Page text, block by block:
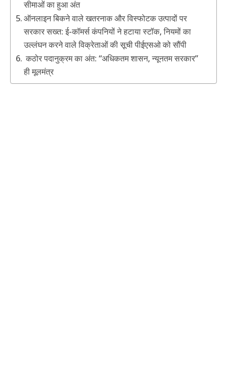
सीमाओं का हुआ अंत
ऑनलाइन बिकने वाले खतरनाक और विस्फोटक उत्पादों पर
सरकार सख्त: ई-कॉमर्स कंपनियों ने हटाया स्टॉक, नियमों का
उल्लंघन करने वाले विक्रेताओं की सूची पीईएसओ को सौंपी
कठोर पदानुक्रम का अंत: “अधिकतम शासन, न्यूनतम सरकार”
ही मूलमंत्र